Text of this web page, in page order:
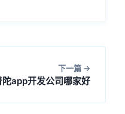
下一篇
陀app开发公司哪家好